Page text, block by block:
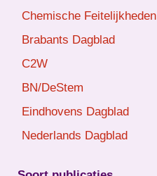
Chemische Feitelijkheden
Brabants Dagblad
C2W
BN/DeStem
Eindhovens Dagblad
Nederlands Dagblad